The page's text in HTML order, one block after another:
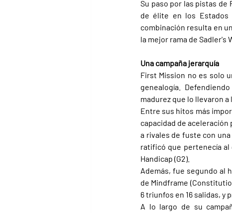
Su paso por las pistas de
de élite en los Estados
combinación resulta en
la mejor rama de Sadler's
Una campaña jerarquía
First Mission no es solo
genealogía.
madurez que lo llevaron a
Entre sus hitos más
capacidad de
a rivales de fuste con
ratificó que pertenecía al
Handicap (G2).
Además, fue segundo al
de Mindframe
6 triunfos en 16 salidas, y
A lo largo de su